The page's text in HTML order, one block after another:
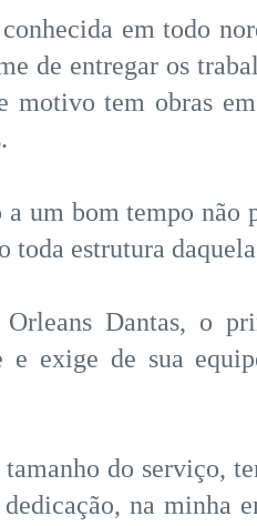
em todo
de entregar os
motivo tem obras
um bom tempo não
toda estrutura
Dantas, o
e exige de sua
do serviço,
na minha